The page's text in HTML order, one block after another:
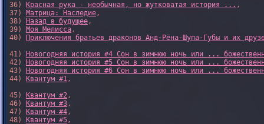
36)
Красная рука - необычная, но жутковатая история ... ,
37) Матрица: Наследие,
38)
Назад в будущее,
39) Моя Мелисса,
40)
Приключения братьев драконов Анд-Рёна-Шупа-Губы и их
41)
Новогодняя история #4 Сон в зимнюю ночь или ...
42)
Новогодняя история #5 Сон в зимнюю ночь или ...
43)
Новогодняя история #6 Сон в зимнюю ночь или ...
44)
Квантум #1,
45)
Квантум #2,
46)
Квантум #3,
47)
Квантум #4,
48)
Квантум #5,